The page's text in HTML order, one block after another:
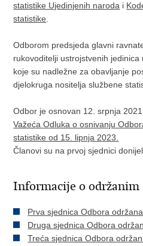
statistike Ujedinjenih naroda i
statistike
Odborom predsjeda glavni
rukovoditelji ustrojstvenih
koje su nadležne za obavljanje
djelokruga nositelja službene
Odbor je osnovan 12. srpnja 2021.
Važeća Odluka o osnivanju
statistike od 15. lipnja 2023.
Članovi su na prvoj sjednici
Informacije o održanim
Prva sjednica Odbora
Druga sjednica Odbora
Treća sjednica Odbora